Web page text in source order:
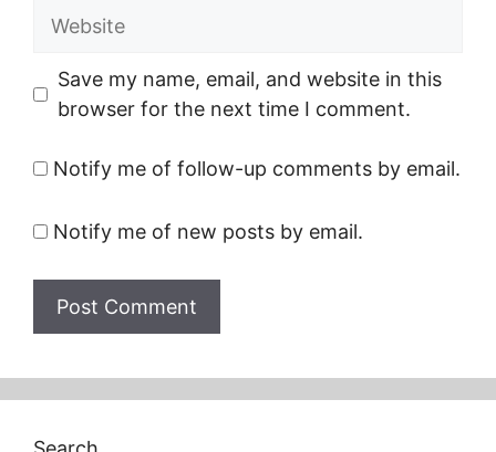
Website
Save my name, email, and website in this
browser for the next time I comment.
Notify me of follow-up comments by email.
Notify me of new posts by email.